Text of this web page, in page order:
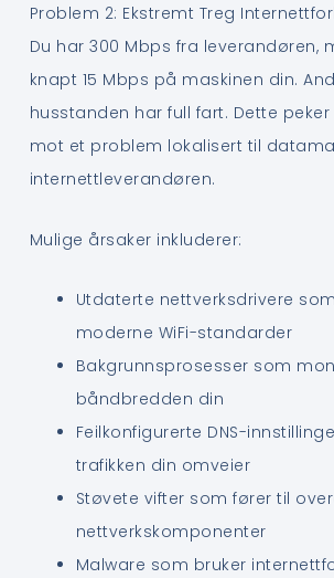
Problem 2: Ekstremt Treg
Du har 300 Mbps fra leverandøren,
knapt 15 Mbps på maskinen din.
husstanden har full fart. Dette
mot et problem lokalisert til
internettleverandøren.
Mulige årsaker inkluderer:
Utdaterte nettverksdrivere
moderne WiFi-standarder
Bakgrunnsprosesser som
båndbredden din
Feilkonfigurerte DNS-
trafikken din omveier
Støvete vifter som fører til
nettverkskomponenter
Malware som bruker